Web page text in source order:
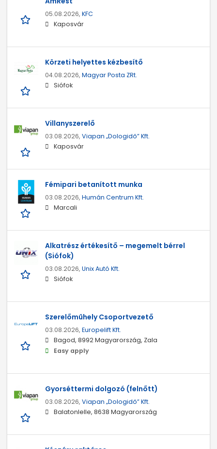
05.08.2026, KFC
Kaposvár
Körzeti helyettes kézbesítő
04.08.2026, Magyar Posta ZRt.
Siófok
Villanyszerelő
03.08.2026, Viapan „Dologidő” Kft.
Kaposvár
Fémipari betanított munka
03.08.2026, Humán Centrum Kft.
Marcali
Alkatrész értékesítő – megemelt bérrel
(Siófok)
03.08.2026, Unix Autó Kft.
Siófok
Szerelőműhely Csoportvezető
03.08.2026, Europelift Kft.
Bagod, 8992 Magyarország, Zala
Easy apply
Gyorséttermi dolgozó (felnőtt)
03.08.2026, Viapan „Dologidő” Kft.
Balatonlelle, 8638 Magyarország